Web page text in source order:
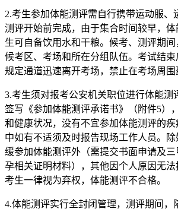
2.考生参加体能测评需自行携带运动服、
测评开始前完成，由于集合时间较早，
生可自备饮用水和干粮。候考、测评期
候考区、考场和所在分组队伍。考试结
规定通道迅速离开考场，禁止在考场周围
3.考生须对报考公安机关职位进行体能测
签写《参加体能测评承诺书》（附件5）
和健康状况，没有不宜参加体能测评的
中如有不适须及时报告现场工作人员。
缓参加体能测评外（需提交书面申请及
孕相关证明材料），其他因个人原因无
考生一律视为弃权，体能测评不合格。
4.体能测评实行全封闭管理，测评期间，